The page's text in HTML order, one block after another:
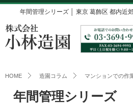
年間管理シリーズ │ 東京 葛飾区 都内近
HOME 造園コラム マンションでの作
年間管理シリーズ